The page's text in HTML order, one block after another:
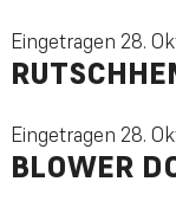
Eingetragen 28.
Eingetragen 28.
BLOWER